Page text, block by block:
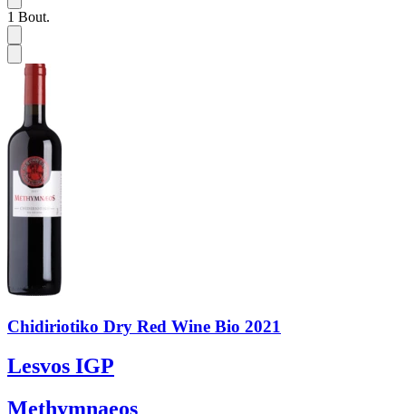
1 Bout.
Chidiriotiko Dry Red Wine Bio 2021
Lesvos IGP
Methymnaeos